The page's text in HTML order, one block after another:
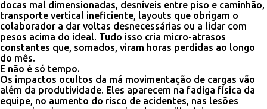
docas mal dimensionadas, desníveis entre piso e caminhão,
transporte vertical ineficiente, layouts que obrigam o
colaborador a dar voltas desnecessárias ou a lidar com
pesos acima do ideal. Tudo isso cria micro-atrasos
constantes que, somados, viram horas perdidas ao longo
do mês.
E não é só tempo.
Os impactos ocultos da má movimentação de cargas vão
além da produtividade. Eles aparecem na fadiga física da
equipe, no aumento do risco de acidentes, nas lesões